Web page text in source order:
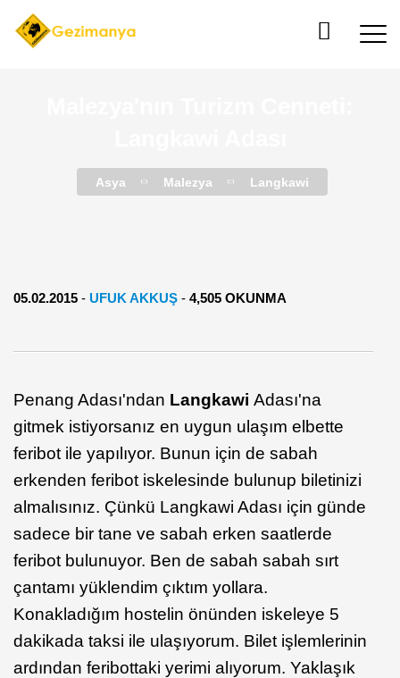
Asya Malezya Langkawi
05.02.2015 - UFUK AKKUŞ - 4,505 OKUNMA
Penang Adası'ndan Langkawi Adası'na
gitmek istiyorsanız en uygun ulaşım elbette
feribot ile yapılıyor. Bunun için de sabah
erkenden feribot iskelesinde bulunup biletinizi
almalısınız. Çünkü Langkawi Adası için günde
sadece bir tane ve sabah erken saatlerde
feribot bulunuyor. Ben de sabah sabah sırt
çantamı yüklendim çıktım yollara.
Konakladığım hostelin önünden iskeleye 5
dakikada taksi ile ulaşıyorum. Bilet işlemlerinin
ardından feribottaki yerimi alıyorum. Yaklaşık